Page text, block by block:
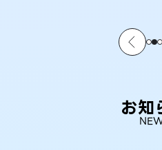
お知